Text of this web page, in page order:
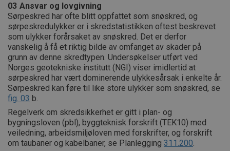
03 Ansvar og lovgivning
Sørpeskred har ofte blitt oppfattet som snøskred, og
sørpeskredulykker er i skredstatistikken oftest beskrevet
som ulykker forårsaket av snøskred. Det er derfor
vanskelig å få et riktig bilde av omfanget av skader på
grunn av denne skredtypen. Undersøkelser utført ved
Norges geotekniske institutt (NGI) viser imidlertid at
sørpeskred har vært dominerende ulykkesårsak i enkelte år.
Sørpeskred kan føre til like store ulykker som snøskred, se
fig. 03 b.
Regelverk om skredsikkerhet er gitt i plan- og
bygningsloven (pbl), byggteknisk forskrift (TEK10) med
veiledning, arbeidsmiljøloven med forskrifter, og forskrift
om taubaner og kabelbaner, se Planlegging 311.200.